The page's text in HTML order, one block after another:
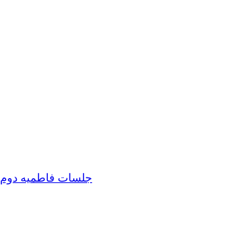
جلسات فاطمیه دوم 95 - حسينيه حاج شيخ مرتضي زاهد